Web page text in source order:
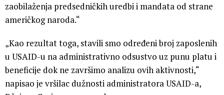
zaobilaženja predsedničkih uredbi i mandata od strane
američkog naroda.“
„Kao rezultat toga, stavili smo određeni broj zaposlenih
u USAID-u na administrativno odsustvo uz punu platu i
beneficije dok ne završimo analizu ovih aktivnosti,“
napisao je vršilac dužnosti administratora USAID-a,